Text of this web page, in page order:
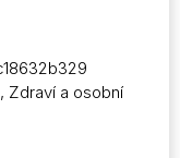
, Zdraví a osobní